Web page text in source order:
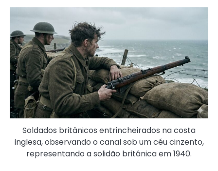
Soldados britânicos entrincheirados na costa
inglesa, observando o canal sob um céu cinzento,
representando a solidão britânica em 1940.